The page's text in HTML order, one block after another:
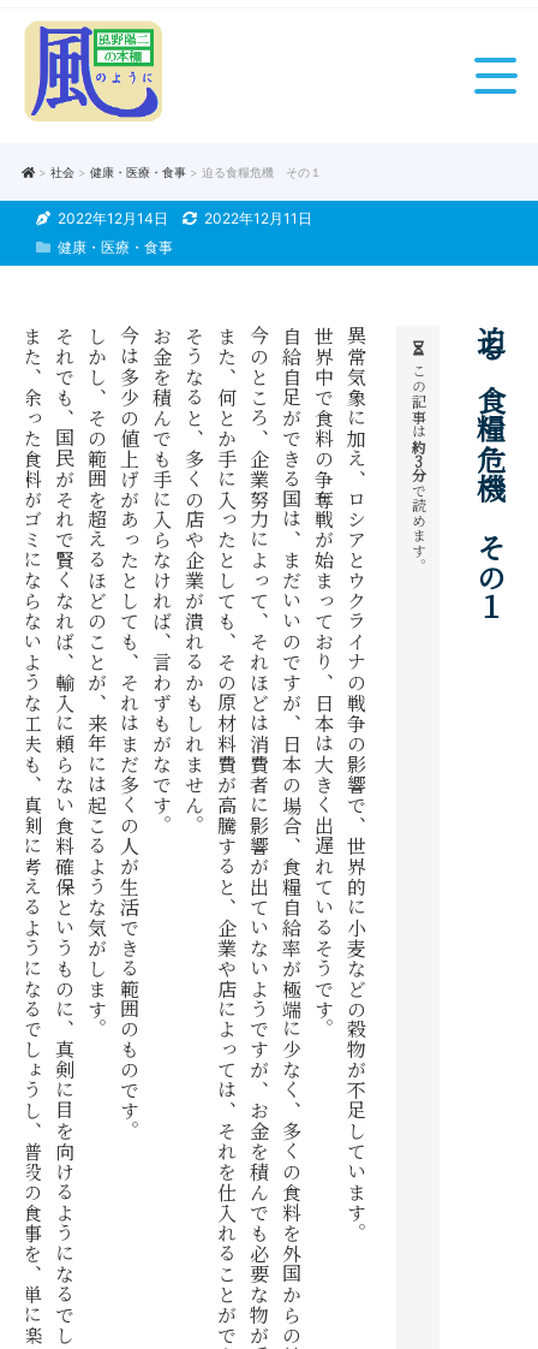
> 社会> 健康・医療・食事> 迫る食糧危機 その１
2022年12月14日
2022年12月11日
健康・医療・食事
迫る食糧危機 その１
この記事は
約
3
分
で読めます。
異常気象に加え、ロシアとウクライナの戦争の影響で、世界的に小麦などの穀物が不足しています。
世界中で食料の争奪戦が始まっており、日本は大きく出遅れているそうです。
自給自足ができる国は、まだいいのですが、日本の場合、食糧自給率が極端に少なく、多くの食料を外国からの輸入に頼っているのが現状です。
また、何とか手に入ったとしても、その原材料費が高騰すると、企業や店によっては、それを仕入れることができなくなるでしょう。
そうなると、多くの店や企業が潰れるかもしれません。
お金を積んでも手に入らなければ、言わずもがなです。
今は多少の値上げがあったとしても、それはまだ多くの人が生活できる範囲のものです。
しかし、その範囲を超えるほどのことが、来年には起こるような気がします。
それでも、国民がそれで賢くなれば、輸入に頼らない食料確保というものに、真剣に目を向けるようになるでしょう。